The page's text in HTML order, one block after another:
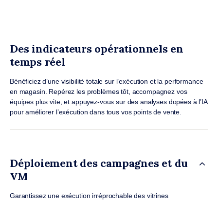
Des indicateurs opérationnels en
temps réel
Bénéficiez d’une visibilité totale sur l’exécution et la performance
en magasin. Repérez les problèmes tôt, accompagnez vos
équipes plus vite, et appuyez-vous sur des analyses dopées à l’IA
pour améliorer l’exécution dans tous vos points de vente.
Déploiement des campagnes et du
VM
Garantissez une exécution irréprochable des vitrines